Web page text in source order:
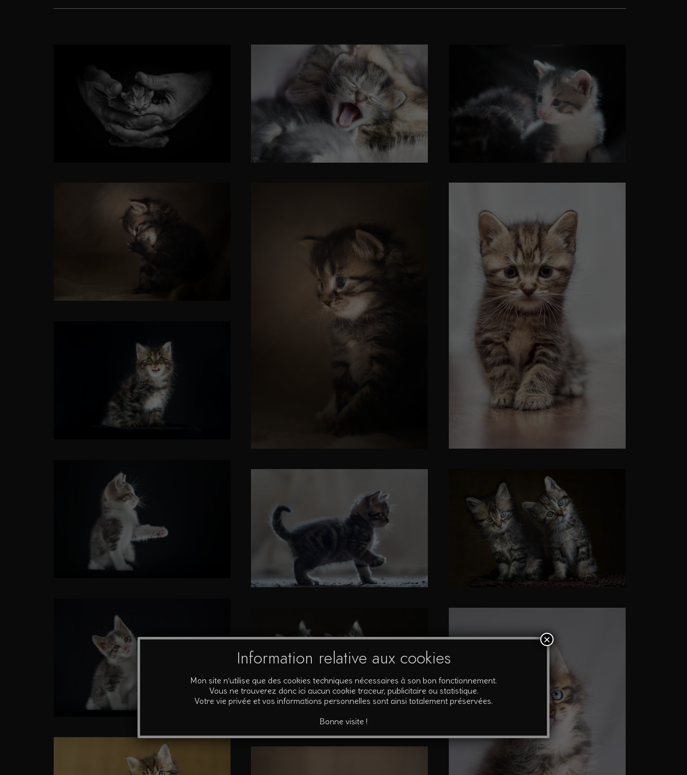
Information relative aux cookies
Mon site n’utilise que des cookies techniques nécessaires à son bon fonctionnement.
Vous ne trouverez donc ici aucun cookie traceur, publicitaire ou statistique.
Votre vie privée et vos informations personnelles sont ainsi totalement préservées.
Bonne visite !
×